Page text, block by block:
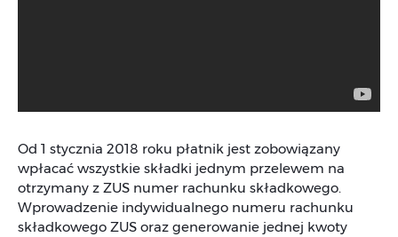
Od 1 stycznia 2018 roku płatnik jest zobowiązany
wpłacać wszystkie składki jednym przelewem na
otrzymany z ZUS numer rachunku składkowego.
Wprowadzenie indywidualnego numeru rachunku
składkowego ZUS oraz generowanie jednej kwoty